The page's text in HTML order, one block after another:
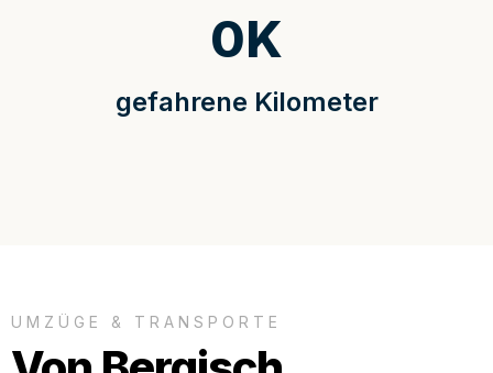
gefahrene Kilometer
0K
UMZÜGE & TRANSPORTE